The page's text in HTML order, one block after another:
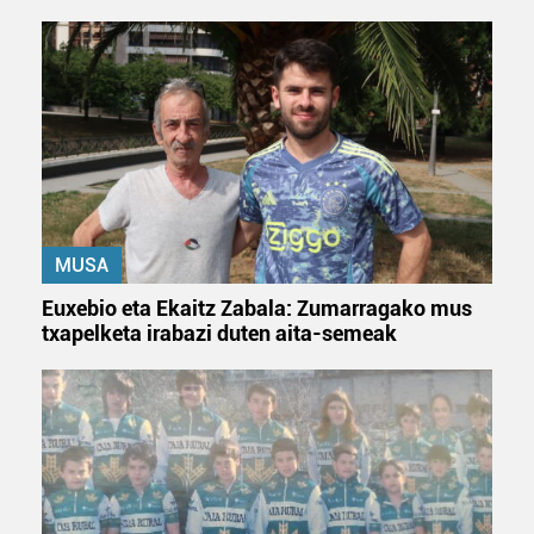
MUSA
Euxebio eta Ekaitz Zabala: Zumarragako mus
txapelketa irabazi duten aita-semeak